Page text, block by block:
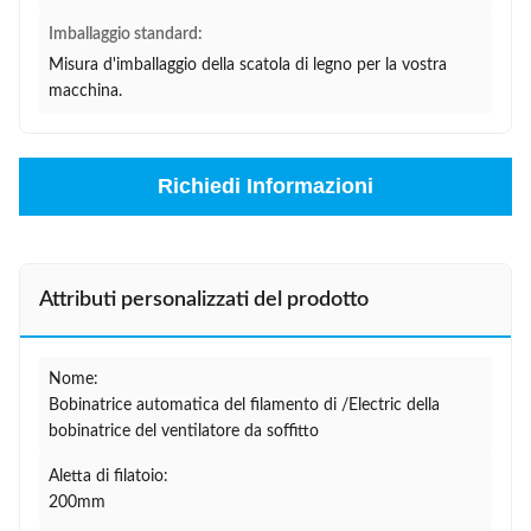
Imballaggio standard:
Misura d'imballaggio della scatola di legno per la vostra
macchina.
Richiedi Informazioni
Attributi personalizzati del prodotto
Nome:
Bobinatrice automatica del filamento di /Electric della
bobinatrice del ventilatore da soffitto
Aletta di filatoio:
200mm